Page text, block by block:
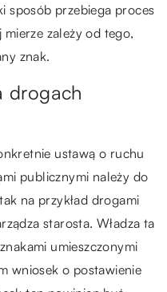
sposób przebiega proces
zależy od tego,
znak.
drogach
ustawą o ruchu
publicznymi należy do
na przykład drogami
starosta. Władza ta
umieszczonymi
wniosek o postawienie